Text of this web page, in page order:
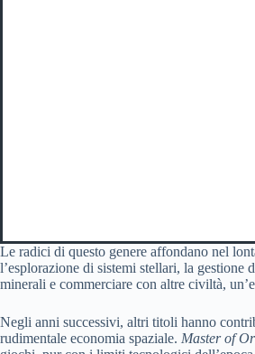
Le radici di questo genere affondano nel
l’esplorazione di sistemi stellari, la
minerali e commerciare con altre civiltà,
Negli anni successivi, altri titoli hanno
rudimentale economia spaziale. Master of